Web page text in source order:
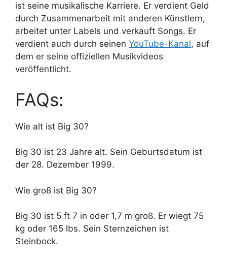
ist seine musikalische Karriere. Er verdient Geld
durch Zusammenarbeit mit anderen Künstlern,
arbeitet unter Labels und verkauft Songs. Er
verdient auch durch seinen YouTube-Kanal, auf
dem er seine offiziellen Musikvideos
veröffentlicht.
FAQs:
Wie alt ist Big 30?
Big 30 ist 23 Jahre alt. Sein Geburtsdatum ist
der 28. Dezember 1999.
Wie groß ist Big 30?
Big 30 ist 5 ft 7 in oder 1,7 m groß. Er wiegt 75
kg oder 165 lbs. Sein Sternzeichen ist
Steinbock.